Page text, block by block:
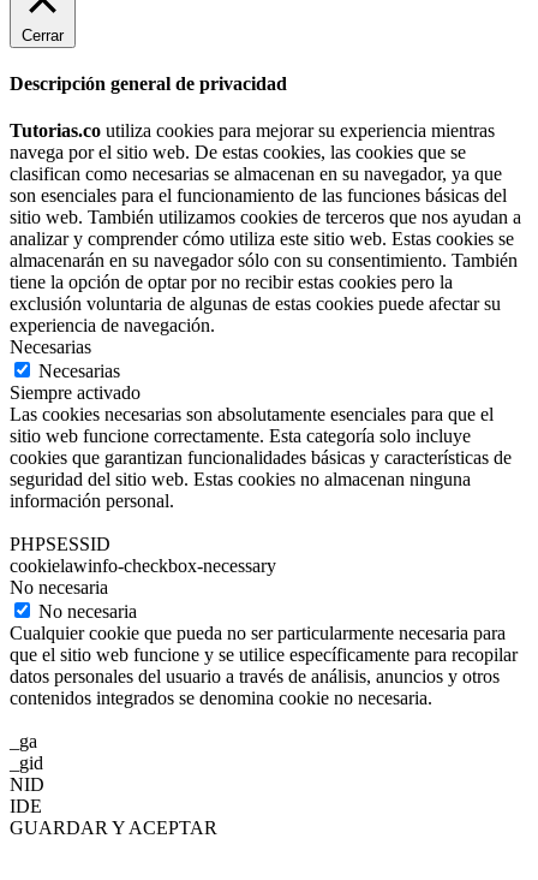
Cerrar
Descripción general de privacidad
Tutorias.co utiliza cookies para mejorar su experiencia mientras
navega por el sitio web. De estas cookies, las cookies que se
clasifican como necesarias se almacenan en su navegador, ya que
son esenciales para el funcionamiento de las funciones básicas del
sitio web. También utilizamos cookies de terceros que nos ayudan a
analizar y comprender cómo utiliza este sitio web. Estas cookies se
almacenarán en su navegador sólo con su consentimiento. También
tiene la opción de optar por no recibir estas cookies pero la
exclusión voluntaria de algunas de estas cookies puede afectar su
experiencia de navegación.
Necesarias
Necesarias
Siempre activado
Las cookies necesarias son absolutamente esenciales para que el
sitio web funcione correctamente. Esta categoría solo incluye
cookies que garantizan funcionalidades básicas y características de
seguridad del sitio web. Estas cookies no almacenan ninguna
información personal.
PHPSESSID
cookielawinfo-checkbox-necessary
No necesaria
No necesaria
Cualquier cookie que pueda no ser particularmente necesaria para
que el sitio web funcione y se utilice específicamente para recopilar
datos personales del usuario a través de análisis, anuncios y otros
contenidos integrados se denomina cookie no necesaria.
_ga
_gid
NID
IDE
GUARDAR Y ACEPTAR